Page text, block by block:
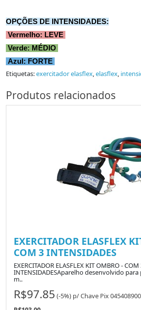
OPÇÕES DE INTENSIDADES:
Vermelho: LEVE
Verde: MÉDIO
Azul: FORTE
Etiquetas:exercitador elasflex,elasflex,
Produtos relacionados
EXERCITADOR ELASFLEX
COM 3 INTENSIDADES
EXERCITADOR ELASFLEX KIT OMBRO - COM
INTENSIDADESAparelho desenvolvido
m..
R$97.85 (-5%) p/Chave Pix